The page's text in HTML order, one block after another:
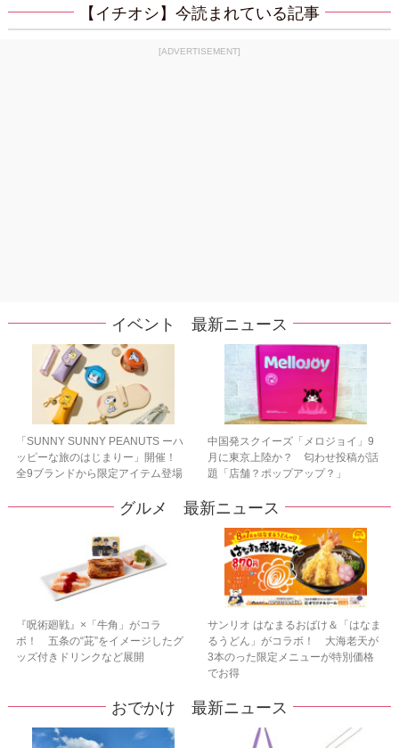
【イチオシ】今読まれている記事
[ADVERTISEMENT]
イベント 最新ニュース
「SUNNY SUNNY PEANUTS ーハ
ッピーな旅のはじまりー」開催！
全9ブランドから限定アイテム登場
中国発スクイーズ「メロジョイ」9
月に東京上陸か？ 匂わせ投稿が話
題「店舗？ポップアップ？」
グルメ 最新ニュース
『呪術廻戦』×「牛角」がコラ
ボ！ 五条の“茈”をイメージしたグ
ッズ付きドリンクなど展開
サンリオ はなまるおばけ＆「はなま
るうどん」がコラボ！ 大海老天が
3本のった限定メニューが特別価格
でお得
おでかけ 最新ニュース